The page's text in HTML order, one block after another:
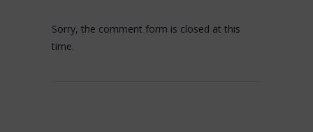
Sorry, the comment form is closed at this
time.